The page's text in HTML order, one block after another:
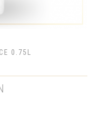
0.75L